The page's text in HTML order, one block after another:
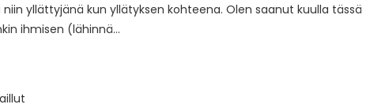
yllättyjänä kun yllätyksen kohteena. Olen saanut kuulla tässä
ihmisen (lähinnä…